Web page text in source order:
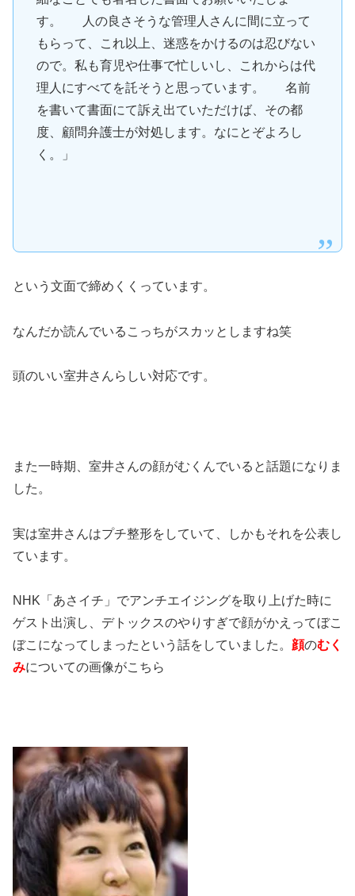
す。 人の良さそうな管理人さんに間に立って
もらって、これ以上、迷惑をかけるのは忍びない
ので。私も育児や仕事で忙しいし、これからは代
理人にすべてを託そうと思っています。 名前
を書いて書面にて訴え出ていただけば、その都
度、顧問弁護士が対処します。なにとぞよろし
く。」
という文面で締めくくっています。
なんだか読んでいるこっちがスカッとしますね笑
頭のいい室井さんらしい対応です。
また一時期、室井さんの顔がむくんでいると話題になりま
した。
実は室井さんはプチ整形をしていて、しかもそれを公表し
ています。
NHK「あさイチ」でアンチエイジングを取り上げた時に
ゲスト出演し、デトックスのやりすぎで顔がかえってぼこ
ぼこになってしまったという話をしていました。 顔のむく
みについての画像がこちら